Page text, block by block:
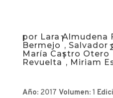
por Lara Almudena
Bermejo
1
, Salvador
María Castro Otero
Revuelta
1
, Miriam
Año:2017 Volumen:1